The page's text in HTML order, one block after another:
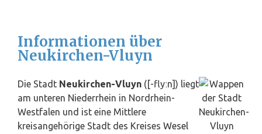
Informationen über
Neukirchen-Vluyn
Die Stadt Neukirchen-Vluyn ([-flyːn]) liegt
am unteren Niederrhein in Nordrhein-
Westfalen und ist eine Mittlere
kreisangehörige Stadt des Kreises Wesel